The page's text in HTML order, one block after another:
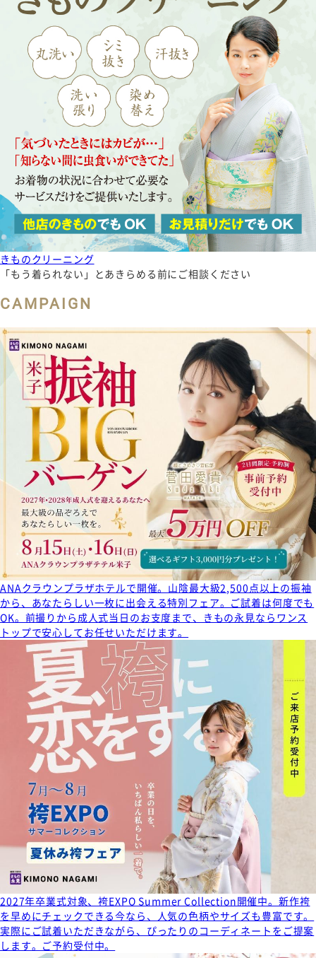
きものクリーニング
「もう着られない」とあきらめる前にご相談ください
CAMPAIGN
ANAクラウンプラザホテルで開催。山陰最大級2,500点以上の振袖
から、あなたらしい一枚に出会える特別フェア。ご試着は何度でも
OK。前撮りから成人式当日のお支度まで、きもの永見ならワンス
トップで安心してお任せいただけます。
2027年卒業式対象、袴EXPO Summer Collection開催中。新作袴
を早めにチェックできる今なら、人気の色柄やサイズも豊富です。
実際にご試着いただきながら、ぴったりのコーディネートをご提案
します。ご予約受付中。